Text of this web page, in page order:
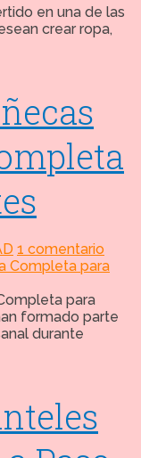
en una de las
crear ropa,
1 comentario
para
formado parte
durante